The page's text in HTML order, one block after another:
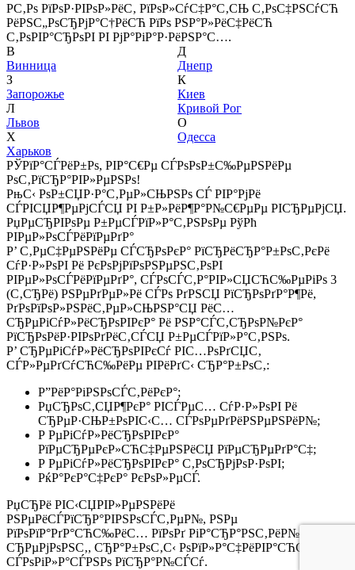
Р­С‚Рѕ РїРѕР·РІРѕР»РёС‚ РїРѕР»СѓС‡Р°С‚СЊ С‚РѕС‡РЅСѓСЋ
РёРЅС„РѕСЂРјР°С†РёСЋ РїРѕ РЅР°Р»РёС‡РёСЋ
С‚РѕРІР°СЂРѕРІ РІ РјР°РіР°Р·РёРЅР°С….
В
Винница
З
Запорожье
Л
Львов
Х
Харьков
Д
Днепр
К
Киев
Кривой Рог
О
Одесса
РЎРїР°СЃРёР±Рѕ, РІР°С€Рµ СЃРѕРѕР±С‰РµРЅРёРµ
РѕС‚РїСЂР°РІР»РµРЅРѕ!
РњС‹ РѕР±СЏР·Р°С‚РµР»СЊРЅРѕ СЃ РІР°РјРё
СЃРІСЏР¶РµРјСЃСЏ РІ Р±Р»РёР¶Р°Р№С€РµРµ РІСЂРµРјСЏ.
РџРµСЂРІРѕРµ Р±РµСЃРїР»Р°С‚РЅРѕРµ РўРћ
РІРµР»РѕСЃРёРїРµРґР°
Р’ С‚РµС‡РµРЅРёРµ СЃСЂРѕРєР° РїСЂРёСЂР°Р±РѕС‚РєРё
СѓР·Р»РѕРІ Рё РєРѕРјРїРѕРЅРµРЅС‚РѕРІ
РІРµР»РѕСЃРёРїРµРґР°, СЃРѕСЃС‚Р°РІР»СЏСЋС‰РµРіРѕ 3
(С‚СЂРё) РЅРµРґРµР»Рё СЃРѕ РґРЅСЏ РїСЂРѕРґР°Р¶Рё,
РґРѕРїРѕР»РЅРёС‚РµР»СЊРЅР°СЏ РёС…
СЂРµРіСѓР»РёСЂРѕРІРєР° Рё РЅР°СЃС‚СЂРѕР№РєР°
РїСЂРѕРёР·РІРѕРґРёС‚СЃСЏ Р±РµСЃРїР»Р°С‚РЅРѕ.
Р’ СЂРµРіСѓР»РёСЂРѕРІРєСѓ РІС…РѕРґСЏС‚
СЃР»РµРґСѓСЋС‰РёРµ РІРёРґС‹ СЂР°Р±РѕС‚:
Р”РёР°РіРЅРѕСЃС‚РёРєР°;
РџСЂРѕС‚СЏР¶РєР° РІСЃРµС… СѓР·Р»РѕРІ Рё
СЂРµР·СЊР±РѕРІС‹С… СЃРѕРµРґРёРЅРµРЅРёР№;
Р РµРіСѓР»РёСЂРѕРІРєР°
РїРµСЂРµРєР»СЋС‡РµРЅРёСЏ РїРµСЂРµРґР°С‡;
Р РµРіСѓР»РёСЂРѕРІРєР° С‚РѕСЂРјРѕР·РѕРІ;
РќР°РєР°С‡РєР° РєРѕР»РµСЃ.
РџСЂРё РІС‹СЏРІР»РµРЅРёРё
РЅРµРёСЃРїСЂР°РІРЅРѕСЃС‚РµР№, РЅРµ
РїРѕРїР°РґР°СЋС‰РёС… РїРѕРґ РіР°СЂР°РЅС‚РёР№РЅС‹Р№
СЂРµРјРѕРЅС‚, СЂР°Р±РѕС‚С‹ РѕРїР»Р°С‡РёРІР°СЋС‚СЃСЏ
СЃРѕРіР»Р°СЃРЅРѕ РїСЂР°Р№СЃСѓ.